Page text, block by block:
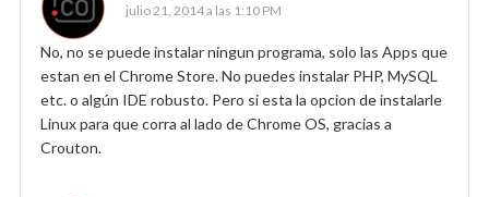
julio 21, 2014 a las 1:10 PM
No, no se puede instalar ningun programa, solo las Apps que
estan en el Chrome Store. No puedes instalar PHP, MySQL
etc. o algún IDE robusto. Pero si esta la opcion de instalarle
Linux para que corra al lado de Chrome OS, gracias a
Crouton.